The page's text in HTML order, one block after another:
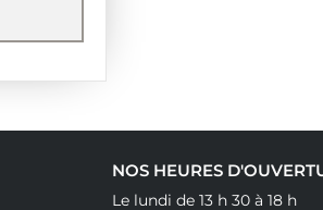
NOS HEURES
Le lundi de 13 h 30 à 18 h